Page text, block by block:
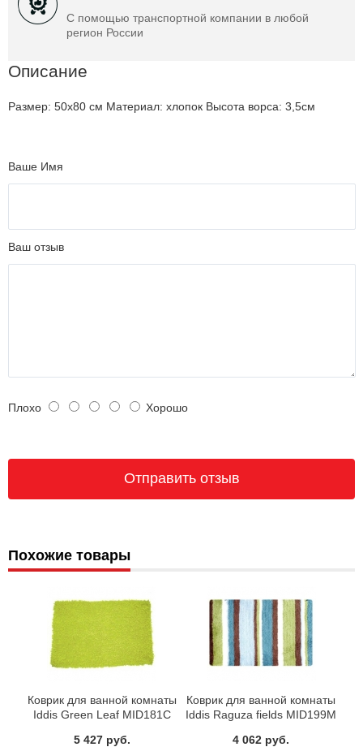
С помощью транспортной компании в любой
регион России
Описание
Размер: 50х80 см Материал: хлопок Высота ворса: 3,5см
Ваше Имя
Ваш отзыв
Плохо Хорошо
Похожие товары
Коврик для ванной комнаты
Iddis Green Leaf MID181C
5 427 руб.
Коврик для ванной комнаты
Iddis Raguza fields MID199M
4 062 руб.